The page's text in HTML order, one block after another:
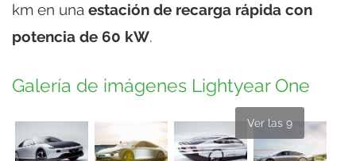
km en una estación de recarga rápida con
potencia de 60 kW.
Galería de imágenes Lightyear One
Ver las 9